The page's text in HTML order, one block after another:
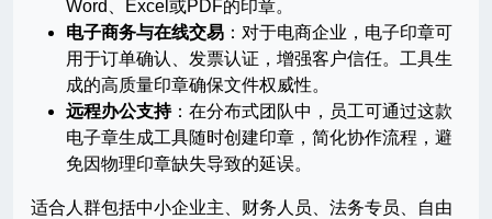
Word、Excel或PDF的印章。
电子商务与在线交易 ：对于电商企业，电子印章可
用于订单确认、发票认证，增强客户信任。工具生
成的高质量印章确保文件权威性。
远程办公支持：在分布式团队中，员工可通过这款
电子章生成工具随时创建印章，简化协作流程，避
免因物理印章缺失导致的延误。
适合人群包括中小企业主、财务人员、法务专员、自由